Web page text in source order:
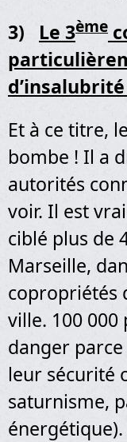
3) Le 3ème
Et à ce titre,
bombe ! Il a
autorités
voir. Il est
ciblé plus de
Marseille,
copropriétés
ville. 100
danger
leur sécurité
saturnisme,
énergétique).